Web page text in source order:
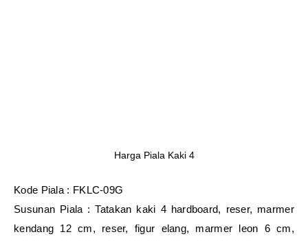
Harga Piala Kaki 4
Kode Piala : FKLC-09G
Susunan Piala : Tatakan kaki 4 hardboard, reser, marmer
kendang 12 cm, reser, figur elang, marmer leon 6 cm,